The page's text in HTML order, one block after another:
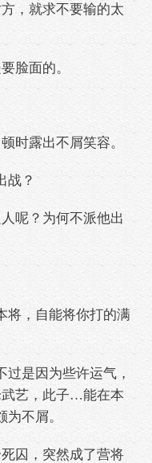
，就求不要输的太
脸面的。
露出不屑笑容。
？
呢？为何不派他出
，自能将你打的满
是因为些许运气，
艺，此子…能在本
不屑。
囚，突然成了营将